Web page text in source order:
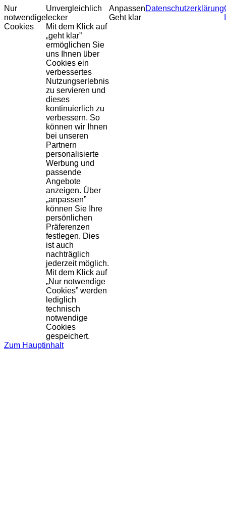
Nur
notwendige
Cookies
Unvergleichlich
lecker
Mit dem Klick auf
„geht klar”
ermöglichen Sie
uns Ihnen über
Cookies ein
verbessertes
Nutzungserlebnis
zu servieren und
dieses
kontinuierlich zu
verbessern. So
können wir Ihnen
bei unseren
Partnern
personalisierte
Werbung und
passende
Angebote
anzeigen. Über
„anpassen”
können Sie Ihre
persönlichen
Präferenzen
festlegen. Dies
ist auch
nachträglich
jederzeit möglich.
Mit dem Klick auf
„Nur notwendige
Cookies” werden
lediglich
technisch
notwendige
Cookies
gespeichert.
Anpassen
Geht klar
Datenschutzerklärung
Zum Hauptinhalt